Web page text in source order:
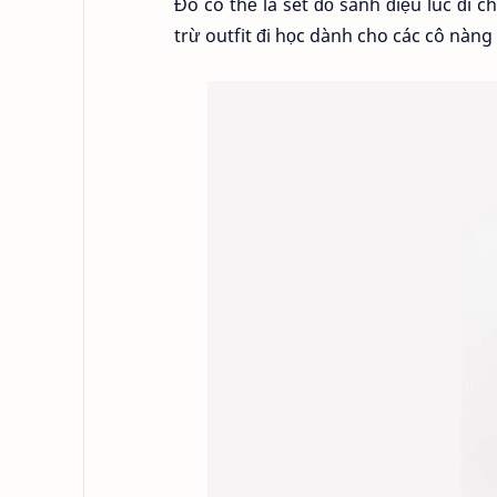
trừ outfit đi học dành cho các cô